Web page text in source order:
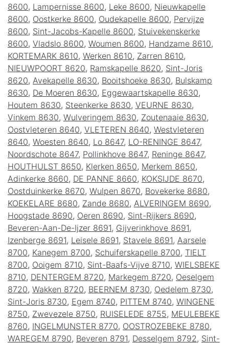
8600, Lampernisse 8600, Leke 8600, Nieuwkapelle
8600, Oostkerke 8600, Oudekapelle 8600, Pervijze
8600, Sint-Jacobs-Kapelle 8600, Stuivekenskerke
8600, Vladslo 8600, Woumen 8600, Handzame 8610,
KORTEMARK 8610, Werken 8610, Zarren 8610,
NIEUWPOORT 8620, Ramskapelle 8620, Sint-Joris
8620, Avekapelle 8630, Booitshoeke 8630, Bulskamp
8630, De Moeren 8630, Eggewaartskapelle 8630,
Houtem 8630, Steenkerke 8630, VEURNE 8630,
Vinkem 8630, Wulveringem 8630, Zoutenaaie 8630,
Oostvleteren 8640, VLETEREN 8640, Westvleteren
8640, Woesten 8640, Lo 8647, LO-RENINGE 8647,
Noordschote 8647, Pollinkhove 8647, Reninge 8647,
HOUTHULST 8650, Klerken 8650, Merkem 8650,
Adinkerke 8660, DE PANNE 8660, KOKSIJDE 8670,
Oostduinkerke 8670, Wulpen 8670, Bovekerke 8680,
KOEKELARE 8680, Zande 8680, ALVERINGEM 8690,
Hoogstade 8690, Oeren 8690, Sint-Rijkers 8690,
Beveren-Aan-De-Ijzer 8691, Gijverinkhove 8691,
Izenberge 8691, Leisele 8691, Stavele 8691, Aarsele
8700, Kanegem 8700, Schuiferskapelle 8700, TIELT
8700, Ooigem 8710, Sint-Baafs-Vijve 8710, WIELSBEKE
8710, DENTERGEM 8720, Markegem 8720, Oeselgem
8720, Wakken 8720, BEERNEM 8730, Oedelem 8730,
Sint-Joris 8730, Egem 8740, PITTEM 8740, WINGENE
8750, Zwevezele 8750, RUISELEDE 8755, MEULEBEKE
8760, INGELMUNSTER 8770, OOSTROZEBEKE 8780,
WAREGEM 8790, Beveren 8791, Desselgem 8792 , Sint-